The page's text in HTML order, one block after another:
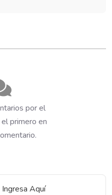
por el
primero en
Ingresa Aquí